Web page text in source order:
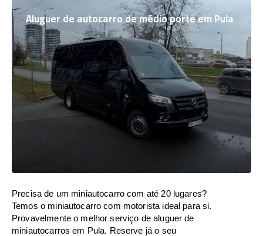
Aluguer de autocarro de médio porte em Pula
Precisa de um miniautocarro com até 20 lugares?
Temos o miniautocarro com motorista ideal para si.
Provavelmente o melhor serviço de aluguer de
miniautocarros em Pula. Reserve já o seu